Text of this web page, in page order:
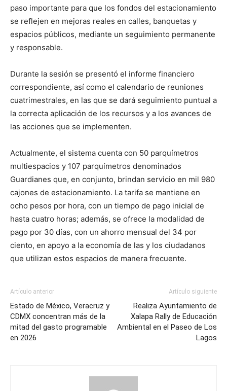
paso importante para que los fondos del estacionamiento
se reflejen en mejoras reales en calles, banquetas y
espacios públicos, mediante un seguimiento permanente
y responsable.
Durante la sesión se presentó el informe financiero
correspondiente, así como el calendario de reuniones
cuatrimestrales, en las que se dará seguimiento puntual a
la correcta aplicación de los recursos y a los avances de
las acciones que se implementen.
Actualmente, el sistema cuenta con 50 parquímetros
multiespacios y 107 parquímetros denominados
Guardianes que, en conjunto, brindan servicio en mil 980
cajones de estacionamiento. La tarifa se mantiene en
ocho pesos por hora, con un tiempo de pago inicial de
hasta cuatro horas; además, se ofrece la modalidad de
pago por 30 días, con un ahorro mensual del 34 por
ciento, en apoyo a la economía de las y los ciudadanos
que utilizan estos espacios de manera frecuente.
Artículo anterior
Estado de México, Veracruz y
CDMX concentran más de la
mitad del gasto programable
en 2026
Artículo siguiente
Realiza Ayuntamiento de
Xalapa Rally de Educación
Ambiental en el Paseo de Los
Lagos